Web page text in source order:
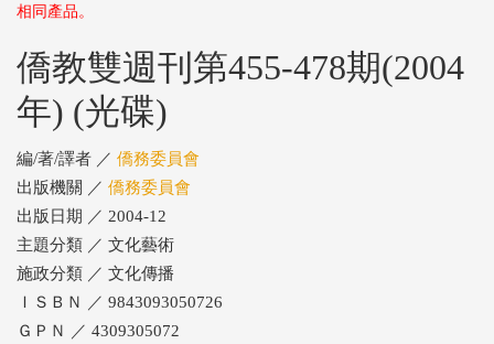
相同產品。
僑教雙週刊第455-478期(2004
年) (光碟)
編/著/譯者 ／ 僑務委員會
出版機關 ／ 僑務委員會
出版日期 ／ 2004-12
主題分類 ／ 文化藝術
施政分類 ／ 文化傳播
ＩＳＢＮ ／ 9843093050726
ＧＰＮ ／ 4309305072